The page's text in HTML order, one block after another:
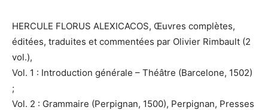
HERCULE FLORUS ALEXICACOS, Œuvres complètes,
éditées, traduites et commentées par Olivier Rimbault (2
vol.),
Vol. 1 : Introduction générale – Théâtre (Barcelone, 1502)
;
Vol. 2 : Grammaire (Perpignan, 1500), Perpignan, Presses